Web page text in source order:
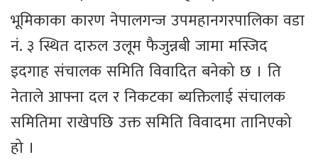
भूमिकाका कारण नेपालगन्ज उपमहानगरपालिका वडा
नं. ३ स्थित दारुल उलूम फैजुन्नबी जामा मस्जिद
इदगाह संचालक समिति विवादित बनेको छ । ति
नेताले आफ्ना दल र निकटका ब्यक्तिलाई संचालक
समितिमा राखेपछि उक्त समिति विवादमा तानिएको
हो ।